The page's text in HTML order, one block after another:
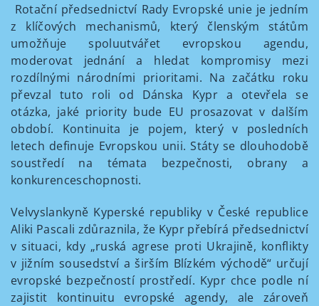
Rotační předsednictví Rady Evropské unie je jedním
z klíčových mechanismů, který členským státům
umožňuje spoluutvářet evropskou agendu,
moderovat jednání a hledat kompromisy mezi
rozdílnými národními prioritami. Na začátku roku
převzal tuto roli od Dánska Kypr a otevřela se
otázka, jaké priority bude EU prosazovat v dalším
období. Kontinuita je pojem, který v posledních
letech definuje Evropskou unii. Státy se dlouhodobě
soustředí na témata bezpečnosti, obrany a
konkurenceschopnosti.
Velvyslankyně Kyperské republiky v České republice
Aliki Pascali zdůraznila, že Kypr přebírá předsednictví
v situaci, kdy „ruská agrese proti Ukrajině, konflikty
v jižním sousedství a širším Blízkém východě“ určují
evropské bezpečností prostředí. Kypr chce podle ní
zajistit kontinuitu evropské agendy, ale zároveň